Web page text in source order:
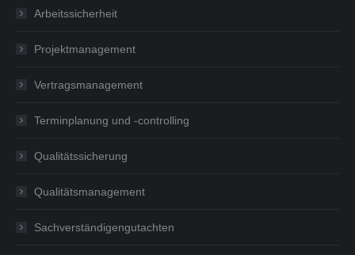
Arbeitssicherheit
Projektmanagement
Vertragsmanagement
Terminplanung und -controlling
Qualitätssicherung
Qualitätsmanagement
Sachverständigengutachten